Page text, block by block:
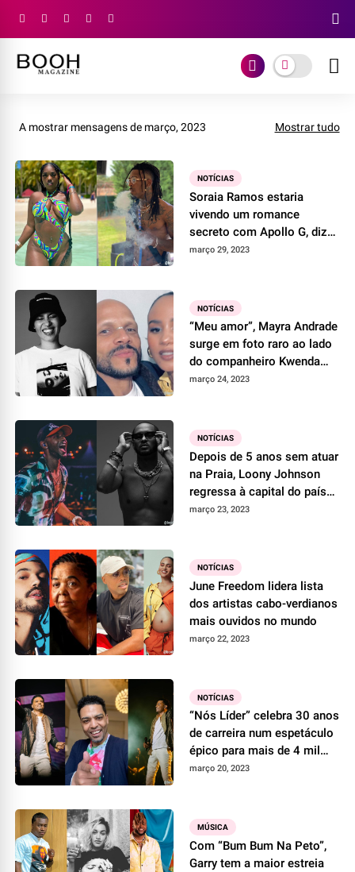
A mostrar mensagens de março, 2023 Mostrar tudo
NOTÍCIAS
Soraia Ramos estaria
vivendo um romance
secreto com Apollo G, diz
youtuber
março 29, 2023
NOTÍCIAS
“Meu amor”, Mayra Andrade
surge em foto raro ao lado
do companheiro Kwenda
Lima
março 24, 2023
NOTÍCIAS
Depois de 5 anos sem atuar
na Praia, Loony Johnson
regressa à capital do país
com “Mocinho”
março 23, 2023
NOTÍCIAS
June Freedom lidera lista
dos artistas cabo-verdianos
mais ouvidos no mundo
março 22, 2023
NOTÍCIAS
“Nós Líder” celebra 30 anos
de carreira num espetáculo
épico para mais de 4 mil
pessoas
março 20, 2023
MÚSICA
Com “Bum Bum Na Peto”,
Garry tem a maior estreia